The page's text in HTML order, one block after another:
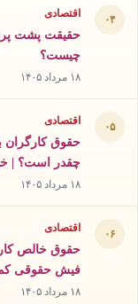
۰۴ اقتصادی
حقیقت پشت
چیست؟
۱۸ مرداد ۱۴۰۵
۰۵ اقتصادی
حقوق
چقدر است؟ |
۱۸ مرداد ۱۴۰۵
۰۶ اقتصادی
حقوق خالص
فیش حقوقی
۱۸ مرداد ۱۴۰۵